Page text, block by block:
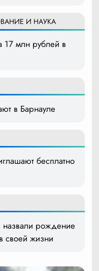
И НАУКА
17 млн рублей в
в Барнауле
бесплатно
назвали рождение
своей жизни